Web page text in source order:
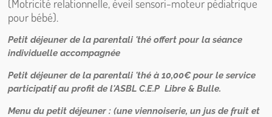
(Motricité relationnelle, éveil sensori-moteur pédiatrique
pour bébé).
Petit déjeuner de la parentali 'thé offert pour la séance
individuelle accompagnée
Petit déjeuner de la parentali 'thé à 10,00€ pour le service
participatif au profit de l'ASBL C.E.P Libre & Bulle.
Menu du petit déjeuner : (une viennoiserie, un jus de fruit et